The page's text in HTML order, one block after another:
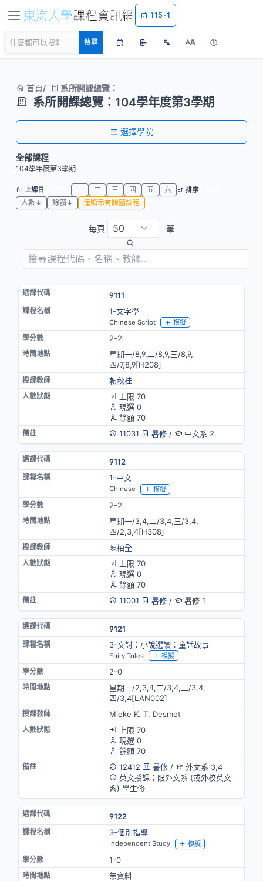
115-1
搜尋 AA
首頁 系所開課總覽：
系所開課總覽：104學年度第3學期
選擇學院
全部課程
104學年度第3學期
上課日 一 二 三 四 五 六 排序
人數↓
餘額↓ 僅顯示有餘額課程
每頁 筆
9111
1-文字學
Chinese Script 模擬
2-2
星期一/8,9,二/8,9,三/8,9,
四/7,8,9[H208]
賴秋桂
上限 70
現選 0
餘額 70
11031
暑修/ 中文系 2
9112
1-中文
Chinese 模擬
2-2
星期一/3,4,二/3,4,三/3,4,
四/2,3,4[H308]
陳柏全
上限 70
現選 0
餘額 70
11001
暑修/ 暑修 1
9121
3-文討：小說選讀：童話故事
Fairy Tales 模擬
2-0
星期一/2,3,4,二/3,4,三/3,4,
四/3,4[LAN002]
Mieke K. T. Desmet
上限 70
現選 0
餘額 70
12412
暑修/
外文系 3,4
英文授課；限外文系 (或外校英文
系) 學生修
9122
3-個別指導
Independent Study 模擬
1-0
無資料